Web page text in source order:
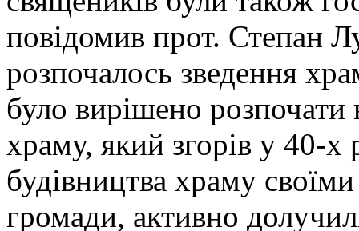
повідомив прот. Степан
розпочалось зведення
було вирішено розпочати
храму, який згорів у 40-х
будівництва храму
громади, активно